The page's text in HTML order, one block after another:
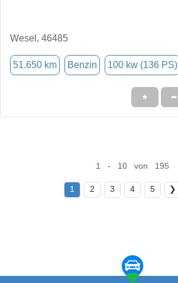
Wesel, 46485
51.650 km Benzin 100 kw (136 PS)
★ ➦
1 - 10 von 195
1 2 3 4 5 ❯